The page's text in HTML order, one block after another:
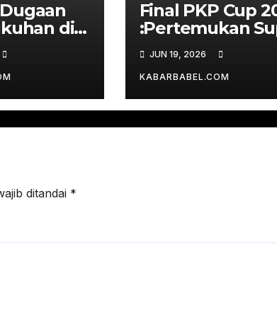
di
Final PKP Cup
:Pertemukan
Bahdad FC vs
Depati Bahrin
JUN 19, 2026
KABARBABEL.COM
ditandai *